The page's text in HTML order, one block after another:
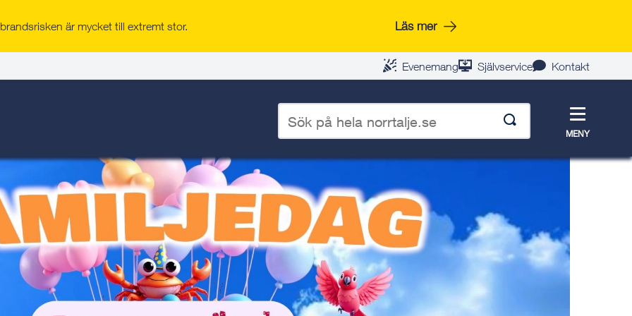
är mycket till extremt stor. Läs mer
Evenemang Självservice Kontakt
sökord
desktop
Meny
MENY
Lada(2)(2)